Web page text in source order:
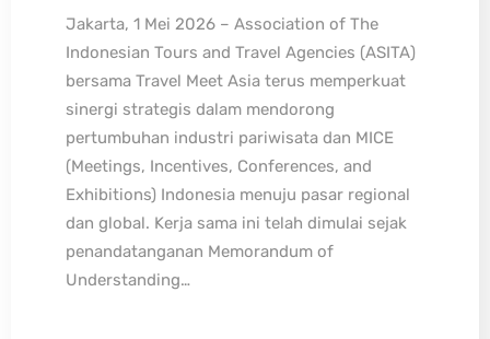
Jakarta, 1 Mei 2026 – Association of The
Indonesian Tours and Travel Agencies (ASITA)
bersama Travel Meet Asia terus memperkuat
sinergi strategis dalam mendorong
pertumbuhan industri pariwisata dan MICE
(Meetings, Incentives, Conferences, and
Exhibitions) Indonesia menuju pasar regional
dan global. Kerja sama ini telah dimulai sejak
penandatanganan Memorandum of
Understanding…